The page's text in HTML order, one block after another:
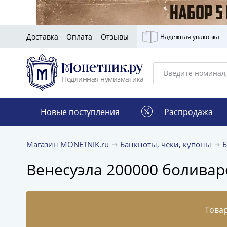
Доставка Оплата Отзывы Надёжная упаковка
Подлинная нумизматика
Новые поступления Распродажа
Магазин MONETNIK.ru Банкноты, чеки, купоны
Венесуэла 200000